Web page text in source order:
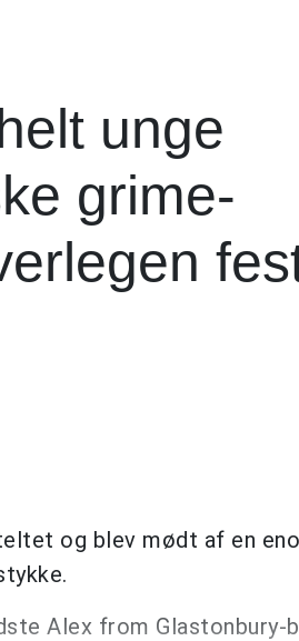
unge
grime-
og blev mødt af en
Alex from Glastonbury-